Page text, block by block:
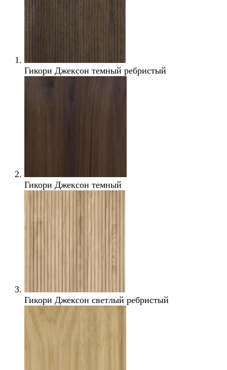
Гикори Джексон темный ребристый
Гикори Джексон темный
Гикори Джексон светлый ребристый